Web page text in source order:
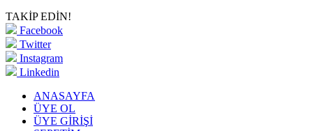
TAKİP EDİN!
Facebook
Twitter
Instagram
Linkedin
ANASAYFA
ÜYE OL
ÜYE GİRİŞİ